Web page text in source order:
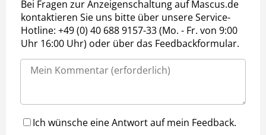
Bei Fragen zur Anzeigenschaltung auf Mascus.de
kontaktieren Sie uns bitte über unsere Service-
Hotline: +49 (0) 40 688 9157-33 (Mo. - Fr. von 9:00
Uhr 16:00 Uhr) oder über das Feedbackformular.
Ich wünsche eine Antwort auf mein Feedback.